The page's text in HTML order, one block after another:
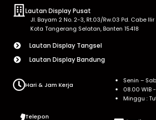
Lautan Display Pusat
Jl. Bayam 2 No. 2-3, Rt.03/Rw.03 Pd. Cabe
Kota Tangerang Selatan, Banten 15418
Lautan Display Tangsel
Lautan Display Bandung
Hari & Jam Kerja
Senin –
08.00 WIB
Minggu :
Telepon